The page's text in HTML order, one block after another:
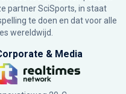
partner SciSports, in staat
te doen en dat voor alle
wereldwijd.
& Media